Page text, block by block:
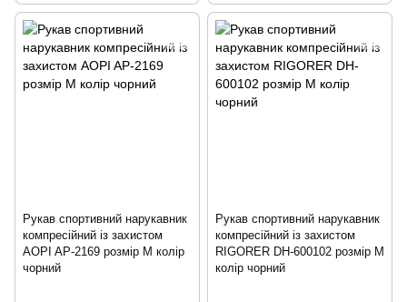
Рукав спортивний нарукавник
компресійний із захистом
AOPI AP-2169 розмір M колір
чорний
Рукав спортивний нарукавник
компресійний із захистом
RIGORER DH-600102 розмір M
колір чорний